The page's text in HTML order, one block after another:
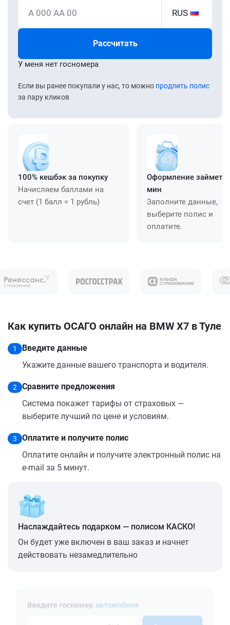
А 000 АА 00 RUS
Рассчитать
Если вы ранее покупали у нас, то можно продлить полис
за пару кликов
У меня нет госномера
100% кешбэк за покупку
Начисляем баллами на
счет (1 балл = 1 рубль)
Оформление займет
мин
Заполните данные,
выберите полис и
оплатите.
Как купить ОСАГО онлайн на BMW X7 в Туле
1
Введите данные
Укажите данные вашего транспорта и водителя.
2
Сравните предложения
Система покажет тарифы от страховых —
выберите лучший по цене и условиям.
3
Оплатите и получите полис
Оплатите онлайн и получите электронный полис на
e-mail за 5 минут.
Наслаждайтесь подарком — полисом КАСКО!
Он будет уже включен в ваш заказ и начнет
действовать незамедлительно